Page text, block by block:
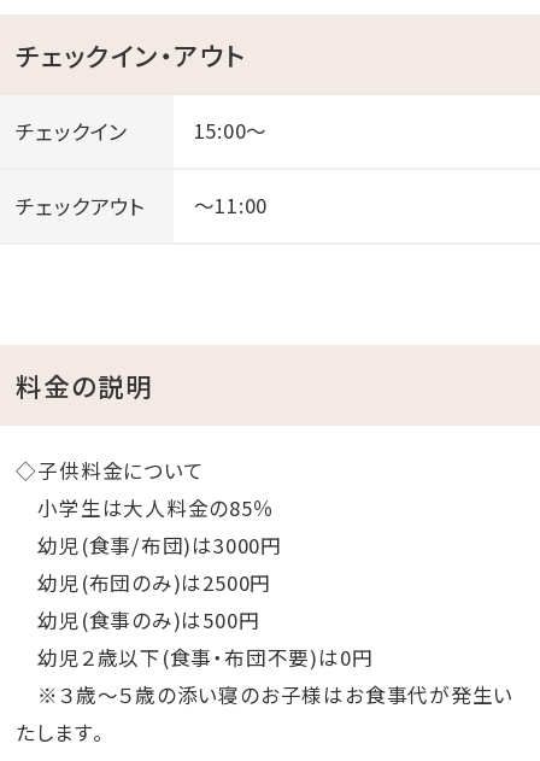
チェックイン・アウト
チェックイン 15:00～
チェックアウト ～11:00
料金の説明
◇子供料金について
小学生は大人料金の85％
幼児(食事/布団)は3000円
幼児(布団のみ)は2500円
幼児(食事のみ)は500円
幼児２歳以下(食事・布団不要)は0円
※３歳～５歳の添い寝のお子様はお食事代が発生い
たします。